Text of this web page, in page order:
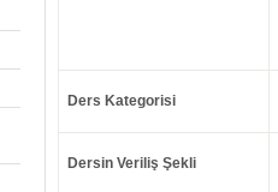
Ders Kategorisi
Dersin Veriliş Şekli